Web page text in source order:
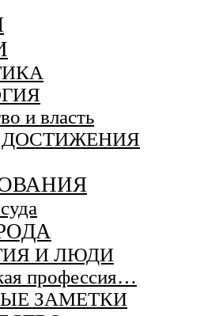
и власть
И ЛЮДИ
профессия…
ЗАМЕТКИ